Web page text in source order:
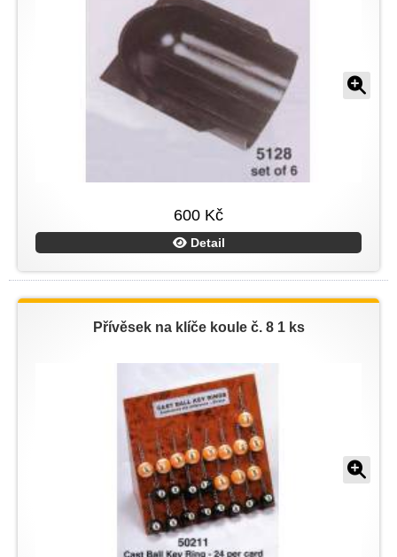
600 Kč
Detail
Přívěsek na klíče koule č. 8 1 ks